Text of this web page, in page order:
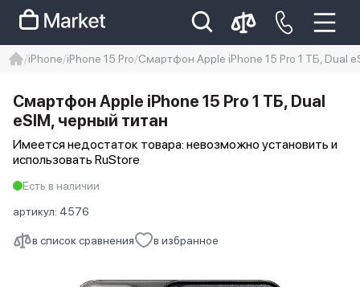
Iphone 14 pro max
айфон 14
iPhone iPhone 15 Pro Смартфон Apple iPhone 15 Pro 1 ТБ, Dual
в список сравнения в избранное
Смартфон Apple iPhone 15 Pro 1 ТБ, Dual
eSIM, черный титан
Имеется недостаток товара: невозможно установить и
использовать RuStore
Есть в наличии
артикул: 4576